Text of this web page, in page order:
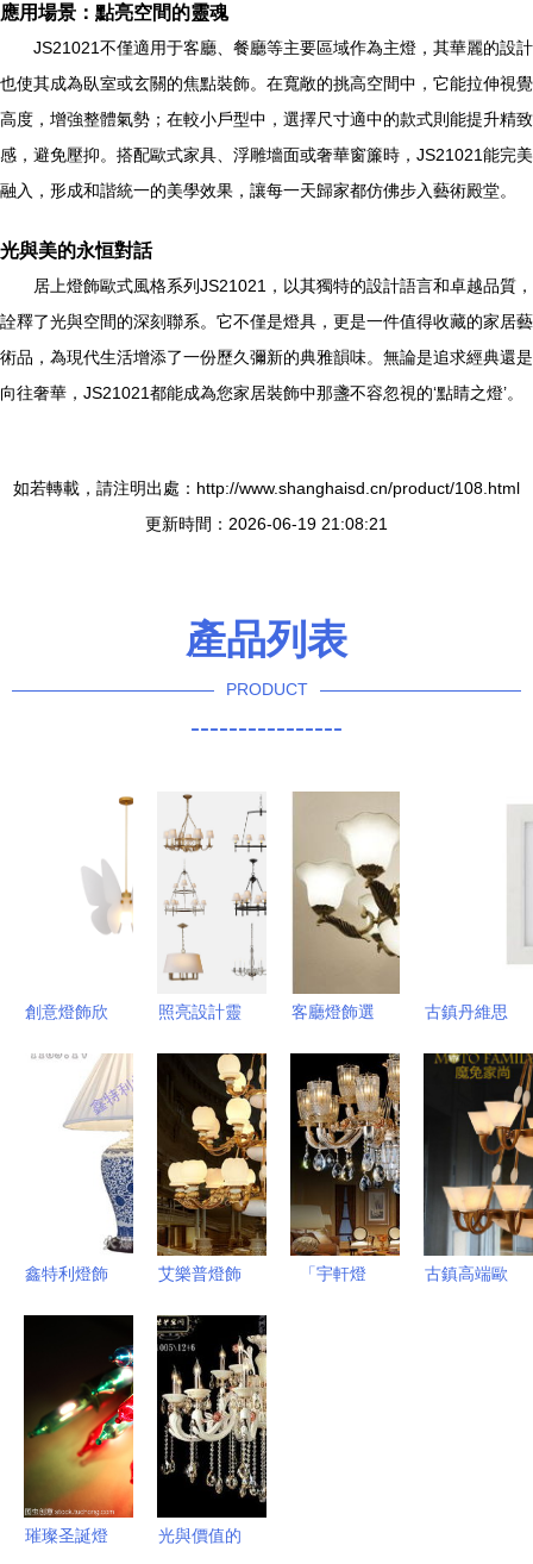
應用場景：點亮空間的靈魂
JS21021不僅適用于客廳、餐廳等主要區域作為主燈，其華麗的設計
也使其成為臥室或玄關的焦點裝飾。在寬敞的挑高空間中，它能拉伸視覺
高度，增強整體氣勢；在較小戶型中，選擇尺寸適中的款式則能提升精致
感，避免壓抑。搭配歐式家具、浮雕墻面或奢華窗簾時，JS21021能完美
融入，形成和諧統一的美學效果，讓每一天歸家都仿佛步入藝術殿堂。
光與美的永恒對話
居上燈飾歐式風格系列JS21021，以其獨特的設計語言和卓越品質，
詮釋了光與空間的深刻聯系。它不僅是燈具，更是一件值得收藏的家居藝
術品，為現代生活增添了一份歷久彌新的典雅韻味。無論是追求經典還是
向往奢華，JS21021都能成為您家居裝飾中那盞不容忽視的‘點睛之燈’。
如若轉載，請注明出處：http://www.shanghaisd.cn/product/108.html
更新時間：2026-06-19 21:08:21
產品列表
PRODUCT
----------------
創意燈飾欣
術的靈動交
響
照亮設計靈
飾在居家空
間中的藝術
表達
客廳燈飾選
脫糾結，點
亮居家品味
古鎮丹維思
燈飾，點亮
品質生活
鑫特利燈飾
到市場如何
贏得顧客青
艾樂普燈飾
活空間，品
質與美學共
生
「宇軒燈
古鎮高端歐
璀璨圣誕燈
光與價值的